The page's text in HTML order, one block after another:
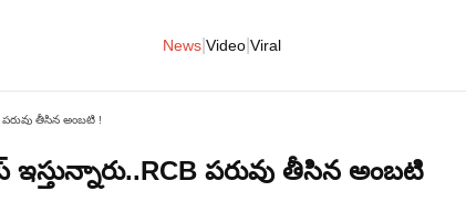
News Video Viral
తీసిన అంబటి !
పరువు తీసిన అంబటి